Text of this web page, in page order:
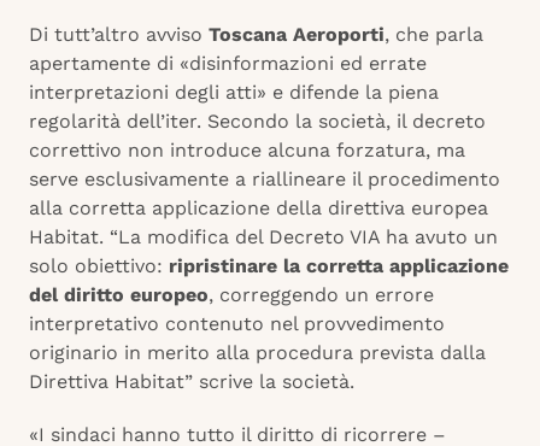
Di tutt’altro avviso Toscana Aeroporti, che parla
apertamente di «disinformazioni ed errate
interpretazioni degli atti» e difende la piena
regolarità dell’iter. Secondo la società, il decreto
correttivo non introduce alcuna forzatura, ma
serve esclusivamente a riallineare il procedimento
alla corretta applicazione della direttiva europea
Habitat. “La modifica del Decreto VIA ha avuto un
solo obiettivo: ripristinare la corretta applicazione
del diritto europeo, correggendo un errore
interpretativo contenuto nel provvedimento
originario in merito alla procedura prevista dalla
Direttiva Habitat” scrive la società.
«I sindaci hanno tutto il diritto di ricorrere –